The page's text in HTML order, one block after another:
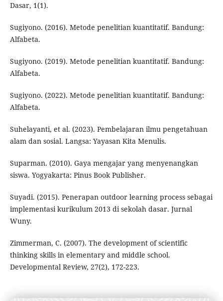
Dasar, 1(1).
Sugiyono. (2016). Metode penelitian kuantitatif. Bandung:
Alfabeta.
Sugiyono. (2019). Metode penelitian kuantitatif. Bandung:
Alfabeta.
Sugiyono. (2022). Metode penelitian kuantitatif. Bandung:
Alfabeta.
Suhelayanti, et al. (2023). Pembelajaran ilmu pengetahuan
alam dan sosial. Langsa: Yayasan Kita Menulis.
Suparman. (2010). Gaya mengajar yang menyenangkan
siswa. Yogyakarta: Pinus Book Publisher.
Suyadi. (2015). Penerapan outdoor learning process sebagai
implementasi kurikulum 2013 di sekolah dasar. Jurnal
Wuny.
Zimmerman, C. (2007). The development of scientific
thinking skills in elementary and middle school.
Developmental Review, 27(2), 172-223.